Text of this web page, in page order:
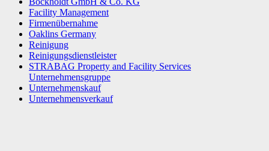
Facility Management
Firmenübernahme
Oaklins Germany
Reinigung
Reinigungsdienstleister
STRABAG Property and Facility Services
Unternehmensgruppe
Unternehmenskauf
Unternehmensverkauf